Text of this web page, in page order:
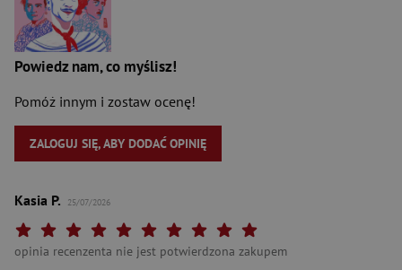
Powiedz nam, co myślisz!
Pomóż innym i zostaw ocenę!
ZALOGUJ SIĘ, ABY DODAĆ OPINIĘ
Kasia P. 25/07/2026
Twoja ocena: Arcydzieło
Twoja ocena: Wybitna 9/10"
Twoja ocena: Rewelacyjna 8/10"
Twoja ocena: Bardzo dobra 7/10"
Twoja ocena: Dobra 6/10"
Twoja ocena: Przeciętna 5/10"
Twoja ocena: Może być 4/10"
Twoja ocena: Słaba 3/10"
Twoja ocena: Bardzo słaba 2/10"
Twoja ocena: Beznadziejna 1/10"
opinia recenzenta nie jest potwierdzona zakupem